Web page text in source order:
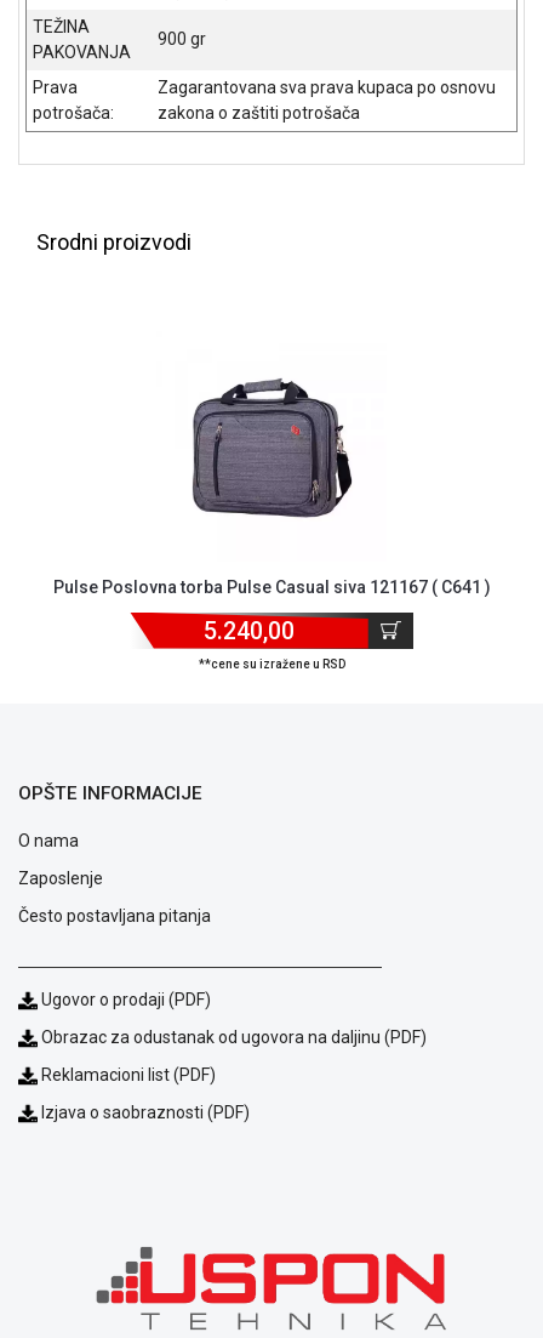
ALAT I
BAŠTA
OUTLET
Blog
plaćanja
Isporuka
Opšti
TEŽINA
PAKOVANJA
900 gr
Prava
potrošača:
Zagarantovana sva prava kupaca po osnovu
zakona o zaštiti potrošača
Srodni proizvodi
Pulse Poslovna torba Pulse Casual siva 121167 ( C641 )
5.240,00
**cene su izražene u RSD
OPŠTE INFORMACIJE
O nama
Zaposlenje
Često postavljana pitanja
Ugovor o prodaji (PDF)
Obrazac za odustanak od ugovora na daljinu (PDF)
Reklamacioni list (PDF)
Izjava o saobraznosti (PDF)